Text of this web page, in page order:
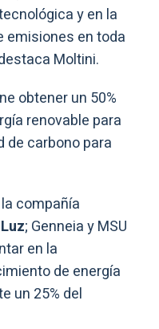
y en la
emisiones en toda
Moltini.
obtener un 50%
renovable para
de carbono para
compañía
; Genneia y MSU
en la
de energía
un 25% del